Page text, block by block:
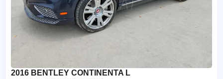
2016 BENTLEY CONTINENTA L